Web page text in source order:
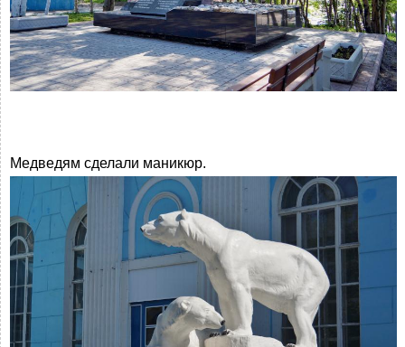
Медведям сделали маникюр.